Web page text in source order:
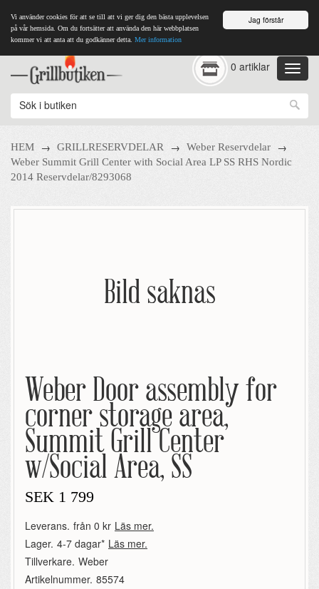
Jag förstår
Vi använder cookies för att se till att vi ger dig den bästa upplevelsen
på vår hemsida. Om du fortsätter att använda den här webbplatsen
kommer vi att anta att du godkänner detta. Mer information
0 artiklar
HEM → GRILLRESERVDELAR → Weber Reservdelar →
Weber Summit Grill Center with Social Area LP SS RHS Nordic
2014 Reservdelar/8293068
Bild saknas
Weber Door assembly for
corner storage area,
Summit Grill Center
w/Social Area, SS
SEK 1 799
Leverans. från 0 kr Läs mer.
Lager. 4-7 dagar* Läs mer.
Tillverkare. Weber
Artikelnummer. 85574